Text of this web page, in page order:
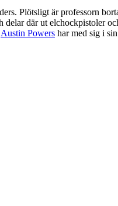
Plötsligt är professorn
där ut elchockpistoler
Austin Powers har med sig i